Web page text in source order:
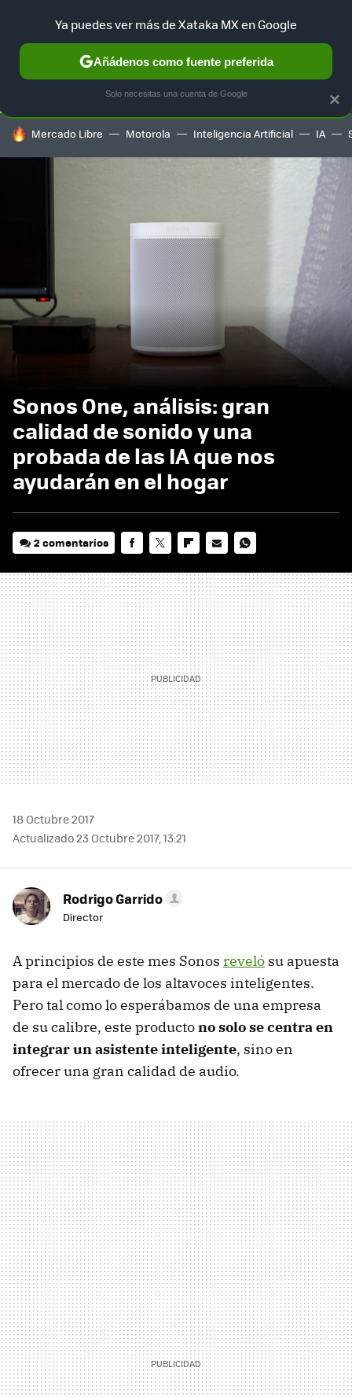
SELECCIÓN GAMING HOME AUTO TERRITORIO
HOY SE HABLA DE
Mercado Libre Motorola Inteligencia Artificial IA
Sonos One, análisis: gran
calidad de sonido y una
probada de las IA que nos
ayudarán en el hogar
2 comentarios
MAIL
18 Octubre 2017
Actualizado 23 Octubre 2017, 13:21
Rodrigo Garrido
Director
A principios de este mes Sonos reveló su apuesta
para el mercado de los altavoces inteligentes.
Pero tal como lo esperábamos de una empresa
de su calibre, este productono solo se centra en
integrar un asistente inteligente, sino en
ofrecer una gran calidad de audio.
×
Ya puedes ver más de Xataka MX en Google
Añádenos como fuente preferida
Solo necesitas una cuenta de Google